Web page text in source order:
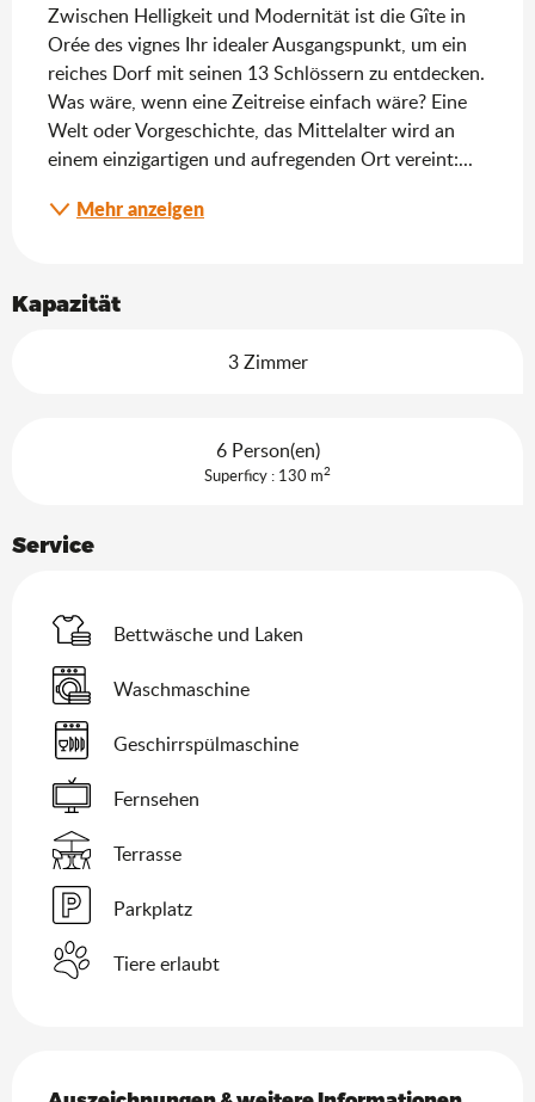
Zwischen Helligkeit und Modernität ist die Gîte in
Orée des vignes Ihr idealer Ausgangspunkt, um ein
reiches Dorf mit seinen 13 Schlössern zu entdecken.
Was wäre, wenn eine Zeitreise einfach wäre? Eine
Welt oder Vorgeschichte, das Mittelalter wird an
einem einzigartigen und aufregenden Ort vereint:...
Mehr anzeigen
Kapazität
3 Zimmer
6 Person(en)
Superficy : 130 m2
Service
Bettwäsche und Laken
Waschmaschine
Geschirrspülmaschine
Fernsehen
Terrasse
Parkplatz
Tiere erlaubt